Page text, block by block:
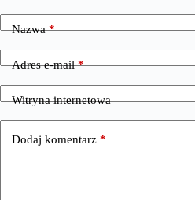
Nazwa*
Adres e-mail*
Witryna internetowa
Dodaj komentarz *